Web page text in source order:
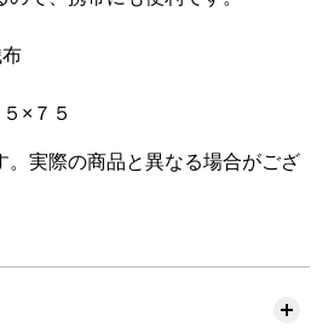
×７５
実際の商品と異なる場合がござ